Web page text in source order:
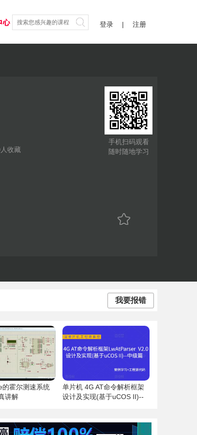
登录 | 注册
手机扫码观看
随时随地学习
人收藏
我要报错
的霍尔测速系统
讲解
单片机 4G AT命令解析框架
设计及实现(基于uCOS II)--